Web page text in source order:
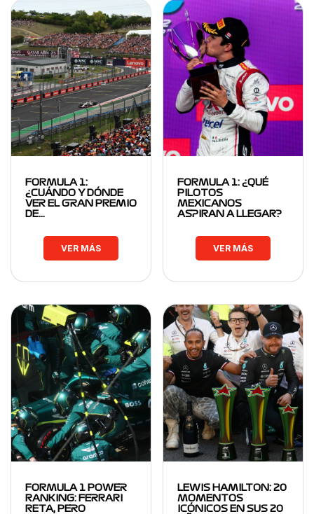
FORMULA 1:
¿CUÁNDO Y DÓNDE
VER EL GRAN PREMIO
DE…
VER MÁS
FORMULA 1: ¿QUÉ
PILOTOS
MEXICANOS
ASPIRAN A LLEGAR?
VER MÁS
FORMULA 1 POWER
RANKING: FERRARI
RETA, PERO
LEWIS HAMILTON: 20
MOMENTOS
ICÓNICOS EN SUS 20